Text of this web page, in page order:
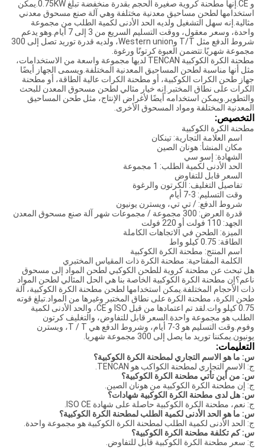
و CE.إنها مطحنة كروية صغيرة الحجم بقدرة منخفضة تبلغ 0.75KW.يمكن
استخدامها لطحن مساحيق معدنية مختلفة وهي آلة صنع مسحوق معدني
مثالية.إنه سهل التشغيل ولديه الحد الأدنى لكمية الطلب من مجموعة
واحدة، وسعر معقول، ووقت التسليم السريع من 3 إلى 7 أيام.وهو يدعم
شروط الدفع مثل T/T وWestern union، ولديه قدرة توريد تصل إلى 300
مجموعة شهريًا.تتضمن العبوة كرتونًا ورغوة.
مطحنة الكرة الكوكبية TENCAN لديها مجموعة واسعة من الاستخدامات،
مثل أنها مناسبة لطحن المساحيق المعدنية المختلفة.ويسمى الجهاز أيضًا
جهاز طحن الكرات الكوكبية، أو مطحنة الكرات عالية الطاقة، أو مطحنة
الكرات على نطاق المختبر.إنه خيار مثالي لطحن مسحوق المعدن للبحث
والتطوير.ويمكن استخدامه أيضًا لأغراض الإنتاج، مثل طحن المساحيق
المعدنية المختلفة ومواد المسحوق الأخرى.
التخصيص:
مطحنة الكرة الكوكبية
اسم العلامة التجارية: تينكان
مكان المنشأ: هونان الصين
الشهادة: إسو سي
الحد الأدنى لكمية الطلب: 1 مجموعة
السعر قابل للتفاوض
تفاصيل التغليف: الكرتون والرغوة
وقت التسليم: 3-7 أيام
شروط الدفع: / تي تي، ويسترن يونيون
قدرة العرض: 300 مجموعة / مجموعات شهر آلة صنع مسحوق المعدن
الجهد: 110 فولت أو 220 فولت
الميزة: الطحن في الاتجاهات الكاملة
الطاقة: 0.75 كيلو واط
اسم المنتج: مطحنة الكرة الكوكبية
الكلمة المفتاحية: مطحنة الكرة ذات المقياس المختبري
هل تبحث عن مطحنة كروية للطحن الكوكبي لطحن المواد إلى مسحوق
ناعم؟إن مطحنة الكرة الكوكبية الخاصة بنا هي الحل المثالي لطحن المواد
ذات الأحجام المختلفة.يمكن استخدامها لطحن مطحنة الكرة الكوكبية، آلة
طحن الكرة، مطحنة الكرة على نطاق المختبر وغيرها من المواد.تبلغ قوته
0.75 كيلو وات.لقد تم اعتمادها من قبل ISO و CE، والحد الأدنى لكمية
الطلب هو مجموعة واحدة.السعر قابل للتفاوض، والتغليف كرتون
وفوم.وقت التسليم هو 3-7 أيام، وشروط الدفع هي T / T، ويسترن
يونيون.يمكننا توريد ما يصل إلى 300 مجموعة شهريا.
التعليمات:
س: ما هو الاسم التجاري لمطحنة الكرة الكوكبية؟
ج: الاسم التجاري لمطحنة الكواكب هو TENCAN.
س: من أين تأتي مطحنة الكرة الكوكبية؟
ج: إن مطحنة الكرة الكوكبية من هونان الصين.
س: هل لدى مطحنة الكرة الكوكبية شهادات؟
ج: نعم، مطحنة الكرة الكوكبية حاصلة على شهادة ISO CE.
س: ما هو الحد الأدنى لكمية الطلب لمطحنة الكرة الكوكبية؟
ج: الحد الأدنى لكمية الطلب لمطحنة الكرة الكوكبية هو مجموعة واحدة.
س: كم تكلفة مطحنة الكرة الكوكبية؟
ج: سعر مطحنة الكرة الكوكبية قابل للتفاوض.